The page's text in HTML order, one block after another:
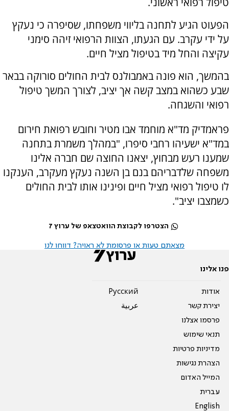
הפעוט הגיע לתחנה בליווי משפחתו, שסיפרה כי נעקץ
על ידי עקרב. עם הגעתו, הצוות הרפואי זיהה סימני
עקיצה והחל מיד בטיפול מציל חיים.
בהמשך, הוא פונה באמבולנס לבית החולים סורוקה בבאר
שבע כשהוא במצב קשה אך יציב, לצורך המשך טיפול
רפואי והשגחה.
פראמדיק מד"א מוחמד אבו מטיר וחובש רפואת חירום
במד"א ישעיהו רחבי סיפרו, "במהלך משמרת בתחנה
שמענו רעש מבחוץ, יצאנו החוצה שם חברה אלינו
משפחה שלדבריהם בנם בן השנה נעקץ מעקרב, הענקנו
לו טיפול רפואי מציל חיים ופינינו אותו לבית החולים
כשמצבו יציב".
הצטרפו לקבוצת הוואטצאפ של ערוץ 7
מצאתם טעות או פרסומת לא ראויה? דווחו לנו
פנו אלינו
אודות
יצירת קשר
פרסמו אצלנו
תנאי שימוש
מדיניות פרטיות
הצהרת נגישות
המייל האדום
עברית
English
Pусский
عربية